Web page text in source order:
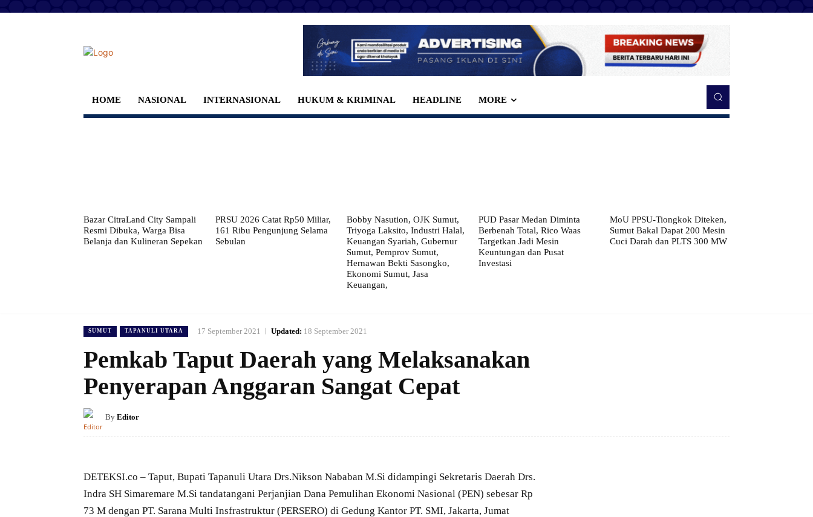
HOME NASIONAL INTERNASIONAL HUKUM & KRIMINAL HEADLINE MORE
Bazar CitraLand City Sampali
Resmi Dibuka, Warga Bisa
Belanja dan Kulineran Sepekan
PRSU 2026 Catat Rp50 Miliar,
161 Ribu Pengunjung Selama
Sebulan
Bobby Nasution, OJK Sumut,
Triyoga Laksito, Industri Halal,
Keuangan Syariah, Gubernur
Sumut, Pemprov Sumut,
Hernawan Bekti Sasongko,
Ekonomi Sumut, Jasa
Keuangan,
PUD Pasar Medan Diminta
Berbenah Total, Rico Waas
Targetkan Jadi Mesin
Keuntungan dan Pusat
Investasi
MoU PPSU-Tiongkok Diteken,
Sumut Bakal Dapat 200 Mesin
Cuci Darah dan PLTS 300 MW
SUMUT TAPANULI UTARA 17 September 2021 Updated: 18 September 2021
Pemkab Taput Daerah yang Melaksanakan
Penyerapan Anggaran Sangat Cepat
By Editor
DETEKSI.co – Taput, Bupati Tapanuli Utara Drs.Nikson Nababan M.Si didampingi Sekretaris Daerah Drs.
Indra SH Simaremare M.Si tandatangani Perjanjian Dana Pemulihan Ekonomi Nasional (PEN) sebesar Rp
73 M dengan PT. Sarana Multi Insfrastruktur (PERSERO) di Gedung Kantor PT. SMI, Jakarta, Jumat